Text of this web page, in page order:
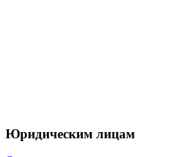
Юридическим лицам